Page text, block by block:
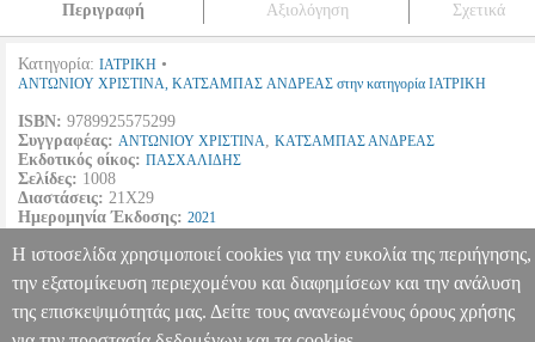
Περιγραφή Αξιολόγηση Σχετικά
Κατηγορία: ΙΑΤΡΙΚΗ •
ΑΝΤΩΝΙΟΥ ΧΡΙΣΤΙΝΑ, ΚΑΤΣΑΜΠΑΣ ΑΝΔΡΕΑΣ στην κατηγορία ΙΑΤΡΙΚΗ
ISBN: 9789925575299
Συγγραφέας: ΑΝΤΩΝΙΟΥ ΧΡΙΣΤΙΝΑ, ΚΑΤΣΑΜΠΑΣ ΑΝΔΡΕΑΣ
Εκδοτικός οίκος: ΠΑΣΧΑΛΙΔΗΣ
Σελίδες: 1008
Διαστάσεις: 21Χ29
Ημερομηνία Έκδοσης: 2021
ΔΕΡΜΑΤΟΛΟΓΙΑ ΑΦΡΟΔΙΣΙΟΛΟΓΙΑ BKS.0634434
ΑΝΤΩΝΙΟΥ ΧΡΙΣΤΙΝΑ, ΚΑΤΣΑΜΠΑΣ ΑΝΔΡΕΑΣΑΝΤΩΝΙΟΥ
ΧΡΙΣΤΙΝΑ, ΚΑΤΣΑΜΠΑΣ ΑΝΔΡΕΑΣ
Κατηγορία:
ΙΑΤΡΙΚΗ
Πληροφορίες & Υπηρεσίες >
Η ιστοσελίδα χρησιμοποιεί cookies για την ευκολία της περιήγησης,
την εξατομίκευση περιεχομένου και διαφημίσεων και την ανάλυση
της επισκεψιμότητάς μας. Δείτε τους ανανεωμένους όρους χρήσης